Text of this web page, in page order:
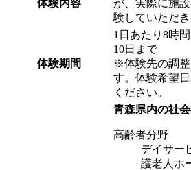
体験内容
が、実際に施
験していただき
体験期間
1日あたり8時
10日まで
※体験先の調整
す。体験希望
ください。
青森県内の社
高齢者分野
デイサー
護老人ホ